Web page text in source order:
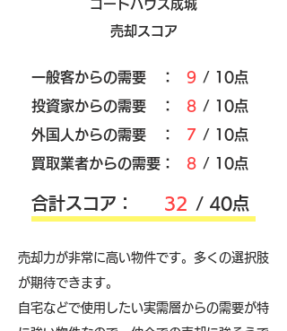
コートハウス成城
売却スコア
​一般客からの需要 ： 9 / 10点
​投資家からの需要 ：
8 / 10点
外国人からの需要 ：
7 / 10点
買取業者からの需要：
8 / 10点
​合計スコア： 32 / 40点
売却力が非常に高い物件です。多くの選択肢
が期待できます。
自宅などで使用したい実需層からの需要が特